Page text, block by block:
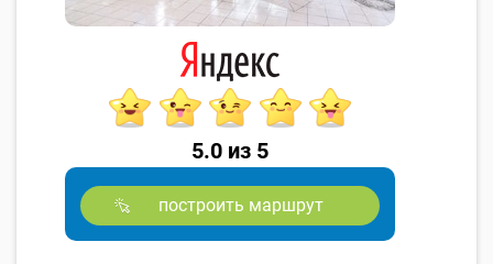
5.0 из 5
построить маршрут